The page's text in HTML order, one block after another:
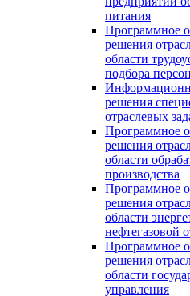
питания
Программное
решения
области
подбора
решения
отраслевых
Программное
решения
области
производства
Программное
решения
области
нефтегазовой
Программное
решения
области
управления